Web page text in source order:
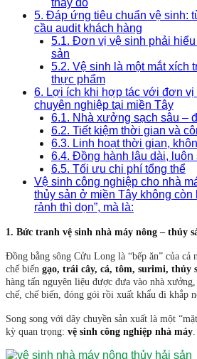
thay đồ
5. Đáp ứng tiêu chuẩn vệ sinh:
cầu audit khách hàng
5.1. Đơn vị vệ sinh phải
sản
5.2. Vệ sinh là một mắt xích
thực phẩm
6. Lợi ích khi hợp tác với đơn vị
chuyên nghiệp tại miền Tây
6.1. Nhà xưởng sạch sâu –
6.2. Tiết kiệm thời gian và
6.3. Linh hoạt thời gian,
6.4. Đồng hành lâu dài, luôn
6.5. Tối ưu chi phí tổng thể
Vệ sinh công nghiệp cho nhà
thủy sản ở miền Tây không còn
rảnh thì dọn”, mà là:
1. Bức tranh vệ sinh nhà máy nông – thủy
Đồng bằng sông Cửu Long là “bếp ăn” của cả
chế biến gạo, trái cây, cá, tôm, surimi, thủy
hàng tấn nguyên liệu được đưa vào nhà
chế, chế biến, đóng gói rồi xuất khẩu đi khắp
Song song với dây chuyền sản xuất là một
kỳ quan trọng: vệ sinh công nghiệp nhà máy.